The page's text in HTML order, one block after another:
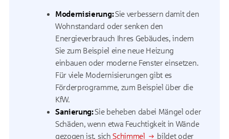
Modernisierung:Sie verbessern damit den
Wohnstandard oder senken den
Energieverbrauch Ihres Gebäudes, indem
Sie zum Beispiel eine neue Heizung
einbauen oder moderne Fenster einsetzen.
Für viele Modernisierungen gibt es
Förderprogramme, zum Beispiel über die
KfW.
Sanierung:Sie beheben dabei Mängel oder
Schäden, wenn etwa Feuchtigkeit in Wände
gezogen ist, sichSchimmel
bildet oder